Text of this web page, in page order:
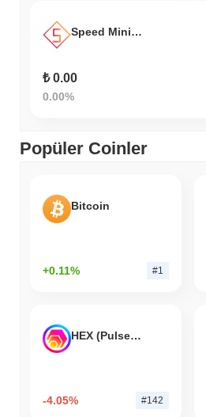
Speed Mining Service
₺ 0.00
0.00%
Popüler Coinler
Bitcoin
+0.11% #1
HEX (Pulsechain)
-4.05% #142